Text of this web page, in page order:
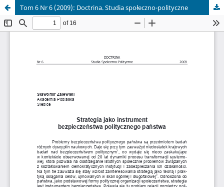
Tom 6 Nr 6 (2009): Doctrina. Studia społeczno-polityczne